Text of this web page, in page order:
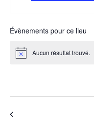
Évènements pour ce lieu
Notice Aucun résultat trouvé.
date.